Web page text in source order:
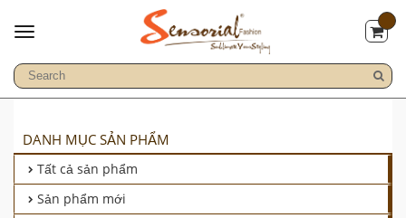
DANH MỤC SẢN PHẨM
Tất cả sản phẩm
Sản phẩm mới